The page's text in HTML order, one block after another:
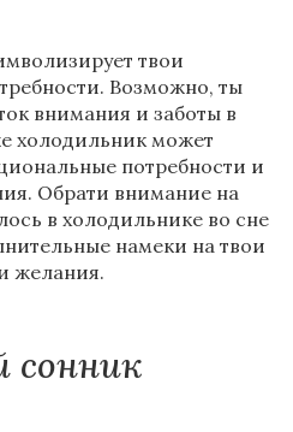
твои
Возможно, ты
внимания и заботы в
холодильник может
потребности и
Обрати внимание на
в холодильнике во сне
намеки на твои
желания.
сонник